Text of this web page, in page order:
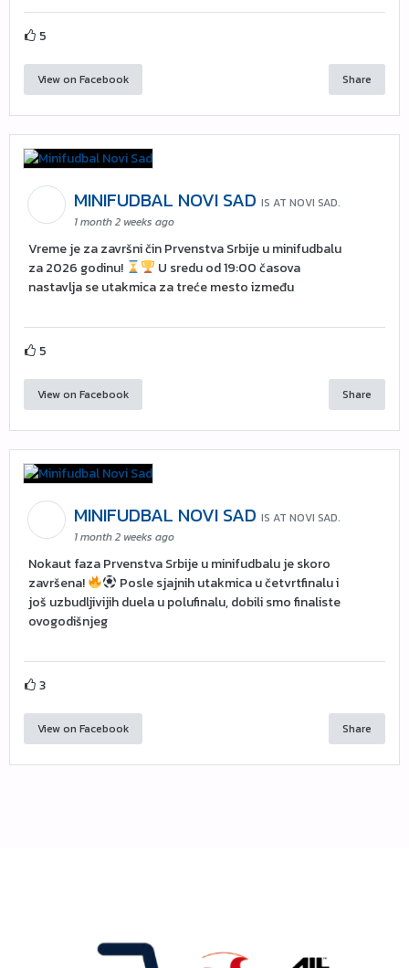
5
View on Facebook Share
MINIFUDBAL NOVI SAD IS AT NOVI SAD.
1 month 2 weeks ago
Vreme je za završni čin Prvenstva Srbije u minifudbalu
za 2026 godinu!
U sredu od 19:00 časova
nastavlja se utakmica za treće mesto između
5
View on Facebook Share
MINIFUDBAL NOVI SAD IS AT NOVI SAD.
1 month 2 weeks ago
Nokaut faza Prvenstva Srbije u minifudbalu je skoro
završena!
Posle sjajnih utakmica u četvrtfinalu i
još uzbudljivijih duela u polufinalu, dobili smo finaliste
ovogodišnjeg
3
View on Facebook Share